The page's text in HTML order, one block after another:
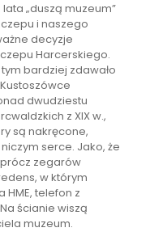
„duszą muzeum”
i naszego
decyzje
Harcerskiego.
tym bardziej zdawało
dwudziestu
z XIX w.,
są nakręcone,
serce. Jako, że
zegarów
w którym
telefon z
ścianie wiszą
muzeum.